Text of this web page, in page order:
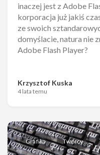
inaczej jest z Adobe
korporacja już jakiś
ze swoich
domyślacie, natura nie
Adobe Flash Player?
Krzysztof Kuska
4 lata temu
Grafika Twórcy